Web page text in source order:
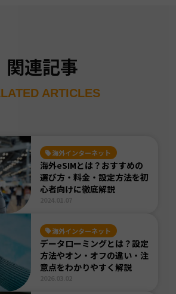
関連記事
ARTICLES
海外インターネット
海外eSIMとは？おすすめの
選び方・料金・設定方法を初
心者向けに徹底解説
海外インターネット
データローミングとは？設定
方法やオン・オフの違い・注
意点をわかりやすく解説